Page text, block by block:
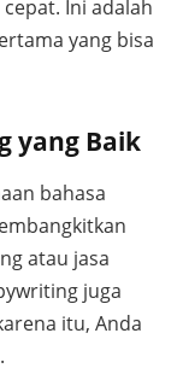
Ini adalah
yang bisa
yang Baik
bahasa
atau jasa
juga
itu, Anda